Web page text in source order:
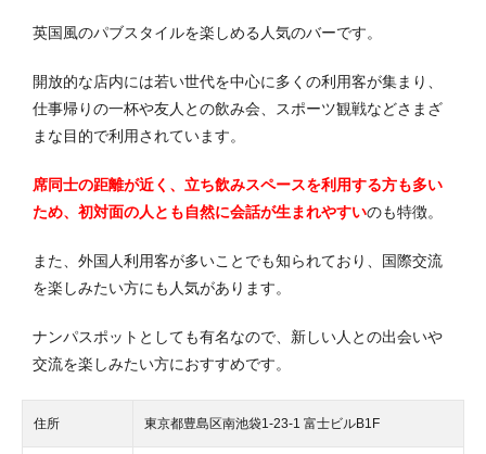
英国風のパブスタイルを楽しめる人気のバーです。
開放的な店内には若い世代を中心に多くの利用客が集まり、
仕事帰りの一杯や友人との飲み会、スポーツ観戦などさまざ
まな目的で利用されています。
席同士の距離が近く、立ち飲みスペースを利用する方も多い
ため、初対面の人とも自然に会話が生まれやすいのも特徴。
また、外国人利用客が多いことでも知られており、国際交流
を楽しみたい方にも人気があります。
ナンパスポットとしても有名なので、新しい人との出会いや
交流を楽しみたい方におすすめです。
住所 東京都豊島区南池袋1-23-1 富士ビルB1F